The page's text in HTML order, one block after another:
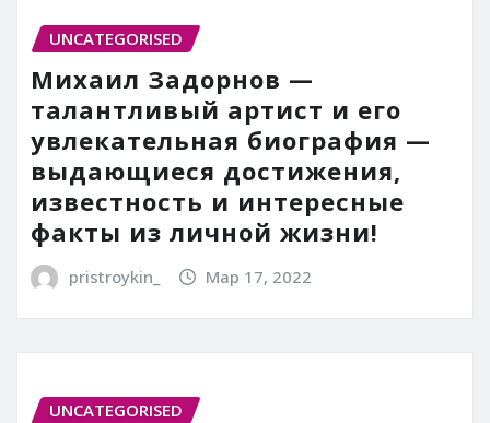
UNCATEGORISED
Михаил Задорнов —
талантливый артист и его
увлекательная биография —
выдающиеся достижения,
известность и интересные
факты из личной жизни!
pristroykin_ Мар 17, 2022
UNCATEGORISED